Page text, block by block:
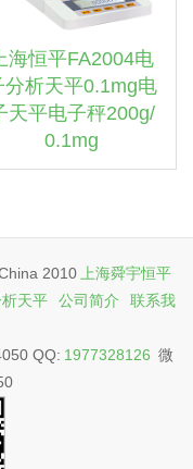
海恒平FA2004电
分析天平0.1mg电
天平电子秤200g/
0.1mg
2010
上海舜宇恒平
天平 公司简介
联系我
QQ: 1977328126 微